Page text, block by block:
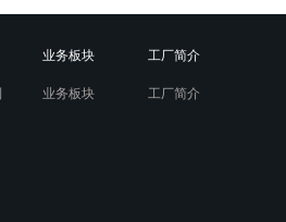
业务板块
业务板块
工厂简介
工厂简介